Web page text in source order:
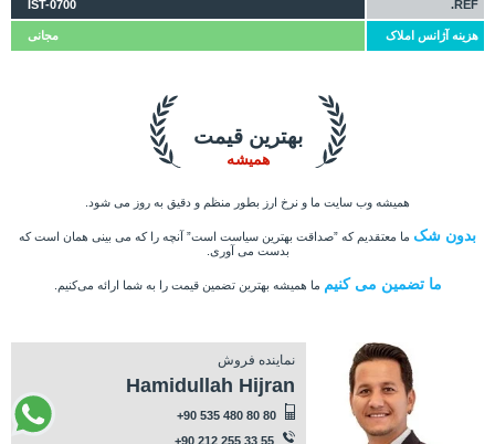
REF.
IST-0700
هزینه آژانس املاک مجانی
همیشه
بهترین قیمت
همیشه وب سایت ما و نرخ ارز بطور منظم و دقیق به روز می شود.
بدون شک ما معتقدیم که ”صداقت بهترین سیاست است” آنچه را که می بینی همان است که
بدست می آوری.
ما تضمین می کنیم ما همیشه بهترین تضمین قیمت را به شما ارائه می‌کنیم.
نماینده فروش
Hamidullah Hijran
+90 535 480 80 80
+90 212 255 33 55